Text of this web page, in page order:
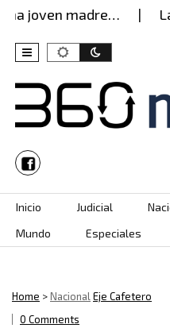
joven madre…
Skip to content
Inicio Judicial
Mundo
Especiales
Home >NacionalEje Cafetero
0 Comments